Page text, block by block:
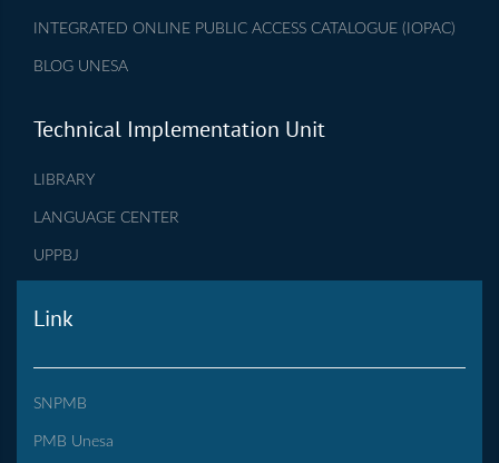
INTEGRATED ONLINE PUBLIC ACCESS CATALOGUE (IOPAC)
BLOG UNESA
Technical Implementation Unit
LIBRARY
LANGUAGE CENTER
UPPBJ
Link
SNPMB
PMB Unesa